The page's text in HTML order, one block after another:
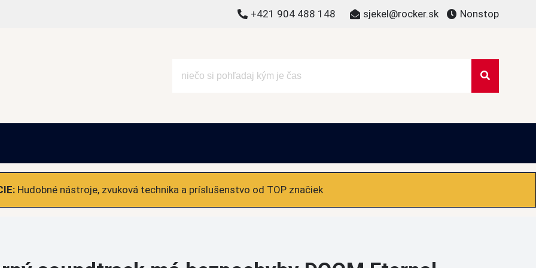
+421 904 488 148 sjekel@rocker.sk Nonstop
Hudobné nástroje, zvuková technika a príslušenstvo od TOP značiek